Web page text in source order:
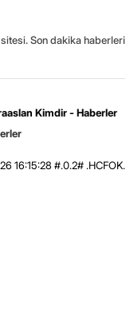
Son dakika haberleri
Kimdir - Haberler
16:15:28 #.0.2# .HCFOK.